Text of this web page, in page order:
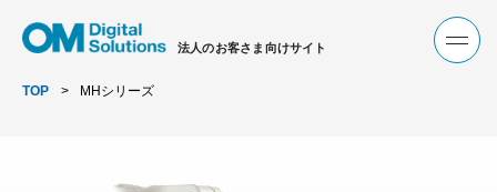
法人のお客さま向けサイト
TOP MHシリーズ